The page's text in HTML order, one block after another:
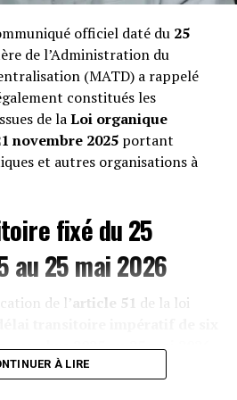
les unes après les autres.
leur mort, leur estomac est
de sacs plastiques
un éleveur impuissant
Les vétérinaires
des occlusions
une économie pastorale
officiel daté du 25
de l’Administration du
(MATD) a rappelé
constitués les
de laLoi organique
novembre 2025portant
et autres organisations à
fixé du 25
au 25 mai 2026
de l’article 51 de la loi
2025 au 25 mai 2026
politiques de se
À LIRE